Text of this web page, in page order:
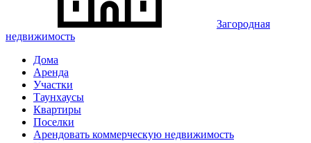
Загородная
недвижимость
Дома
Аренда
Участки
Таунхаусы
Квартиры
Поселки
Арендовать коммерческую недвижимость